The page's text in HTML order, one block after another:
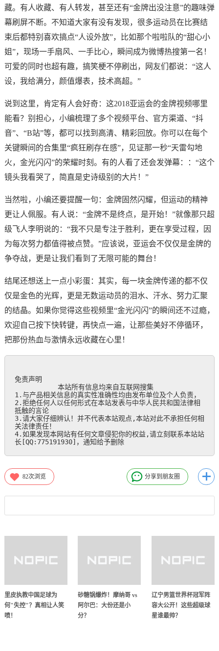
藏。有人收藏、有人转发，甚至还有“金牌出没注意”的趣味弹
幕刷屏不断。不知道大家有没有发现，很多运动员在比赛结
束后都特别喜欢搞点“人设外放”，比如那个啦啦队的“甜心小
姐”，现场一手扇风、一手比心，瞬间成为微博热搜第一名！
可爱的同时也超有趣，搞笑梗不停刷出，网友们都说：“这人
设，我给满分，颜值爆表，技术高超。”
说到这里，肯定有人会好奇：这2018亚运会的金牌视频哪里
能看？别担心，小编梳理了多个视频平台、官方渠道、“抖
音”、“B站”等，都可以找到高清、精彩回放。你可以在每个
关键瞬间的合集里“疯狂刷存在感”，见证那一秒“天雷勾地
火，金光闪闪”的荣耀时刻。有的人看了还会发弹幕：：“这个
镜头我看哭了，简直是史诗级别的大片！”
当然啦，小编还要提醒一句：金牌固然闪耀，但运动的精神
更让人佩服。有人说：“金牌不是终点，是开始！”就像那只超
级飞人李明说的：“我不只是专注于胜利，更在享受过程，因
为每次努力都值得被点赞。”应该说，亚运会不仅仅是金牌的
争夺战，更是让我们看到了无限可能的舞台！
结尾还想送上一点小彩蛋：其实，每一块金牌传递的都不仅
仅是金色的光辉，更是无数运动员的泪水、汗水、努力汇聚
的结晶。如果你觉得这些视频里“金光闪闪”的瞬间还不过瘾，
欢迎自己按下快转键，再快点一遍，让那些美好不停循环，
把那份热血与激情永远收藏在心里！
免责声明
本站所有信息均来自互联网搜集
1.与产品相关信息的真实性准确性均由发布单位及个人负责，
2.拒绝任何人以任何形式在本站发表与中华人民共和国法律相
抵触的言论
3.请大家仔细辨认！并不代表本站观点,本站对此不承担任何相
关法律责任！
4.如果发现本网站有任何文章侵犯你的权益,请立刻联系本站站
长[QQ:775191930]，通知给予删除
82次浏览 分享到朋友圈
里皮执教中国足球为
何"失控"？真相让人笑
喷！
砂糖锅爆炸！摩纳哥 vs
阿尔巴：大份还是小
分？
辽宁男篮世界杯冠军阵
容大公开！这些超级球
星谁最帅？